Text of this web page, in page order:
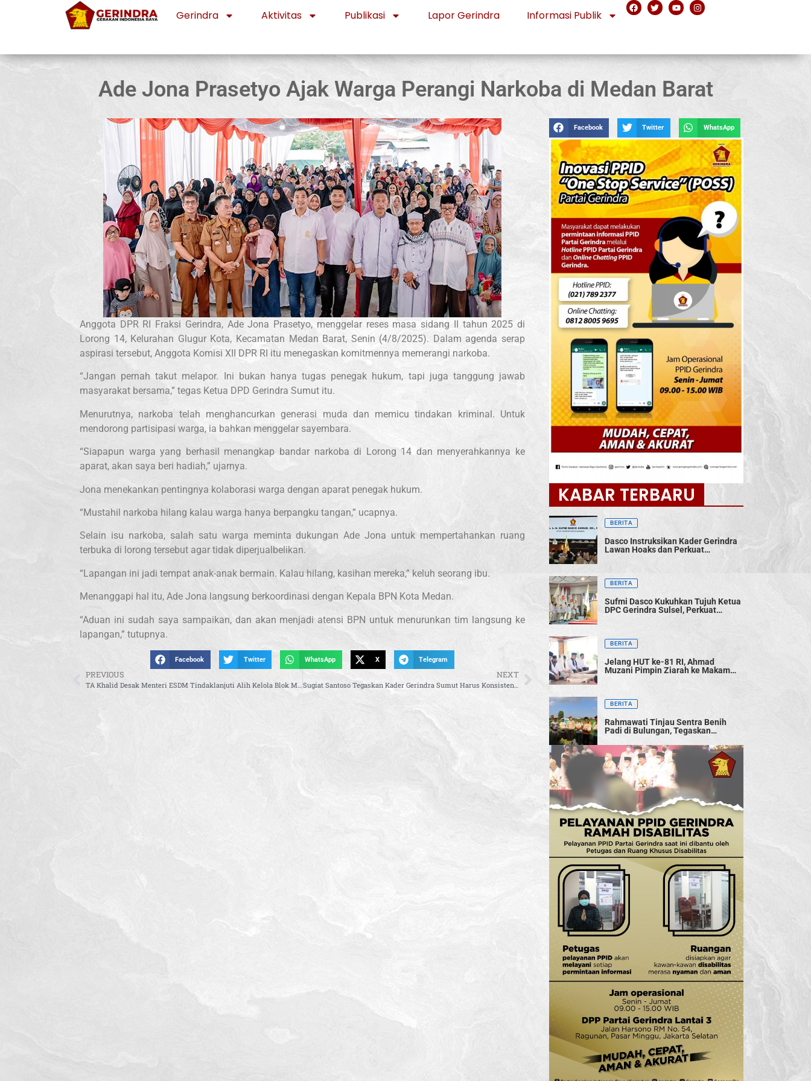
Gerindra Aktivitas Publikasi Lapor Gerindra Informasi Publik
Ade Jona Prasetyo Ajak Warga Perangi Narkoba di Medan Barat
Anggota DPR RI Fraksi Gerindra, Ade Jona Prasetyo, menggelar reses masa sidang II tahun 2025 di
Lorong 14, Kelurahan Glugur Kota, Kecamatan Medan Barat, Senin (4/8/2025). Dalam agenda serap
aspirasi tersebut, Anggota Komisi XII DPR RI itu menegaskan komitmennya memerangi narkoba.
“Jangan pernah takut melapor. Ini bukan hanya tugas penegak hukum, tapi juga tanggung jawab
masyarakat bersama,” tegas Ketua DPD Gerindra Sumut itu.
Menurutnya, narkoba telah menghancurkan generasi muda dan memicu tindakan kriminal. Untuk
mendorong partisipasi warga, ia bahkan menggelar sayembara.
“Siapapun warga yang berhasil menangkap bandar narkoba di Lorong 14 dan menyerahkannya ke
aparat, akan saya beri hadiah,” ujarnya.
Jona menekankan pentingnya kolaborasi warga dengan aparat penegak hukum.
“Mustahil narkoba hilang kalau warga hanya berpangku tangan,” ucapnya.
Selain isu narkoba, salah satu warga meminta dukungan Ade Jona untuk mempertahankan ruang
terbuka di lorong tersebut agar tidak diperjualbelikan.
“Lapangan ini jadi tempat anak-anak bermain. Kalau hilang, kasihan mereka,” keluh seorang ibu.
Menanggapi hal itu, Ade Jona langsung berkoordinasi dengan Kepala BPN Kota Medan.
“Aduan ini sudah saya sampaikan, dan akan menjadi atensi BPN untuk menurunkan tim langsung ke
lapangan,” tutupnya.
Facebook Twitter WhatsApp X Telegram
PREVIOUS
TA Khalid Desak Menteri ESDM Tindaklanjuti Alih Kelola Blok Migas di Aceh
NEXT
Sugiat Santoso Tegaskan Kader Gerindra Sumut Harus Konsisten Dukung Program Pemerintah
Facebook Twitter WhatsApp
KABAR TERBARU
BERITA
Dasco Instruksikan Kader Gerindra
Lawan Hoaks dan Perkuat
BERITA
Sufmi Dasco Kukuhkan Tujuh Ketua
DPC Gerindra Sulsel, Perkuat
BERITA
Jelang HUT ke-81 RI, Ahmad
Muzani Pimpin Ziarah ke Makam
BERITA
Rahmawati Tinjau Sentra Benih
Padi di Bulungan, Tegaskan
Swasembada Pangan